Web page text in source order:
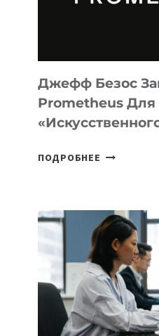
И
LINUX
Джефф Безос
Prometheus Для
ПОДРОБНЕЕ ДЖЕФФ
ДЛЯ
СОЗДАНИЯ
ИНЖЕНЕРА»